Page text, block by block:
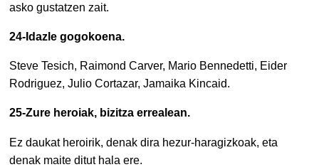
asko gustatzen zait.
24-Idazle gogokoena.
Steve Tesich, Raimond Carver, Mario Bennedetti, Eider
Rodriguez, Julio Cortazar, Jamaika Kincaid.
25-Zure heroiak, bizitza errealean.
Ez daukat heroirik, denak dira hezur-haragizkoak, eta
denak maite ditut hala ere.